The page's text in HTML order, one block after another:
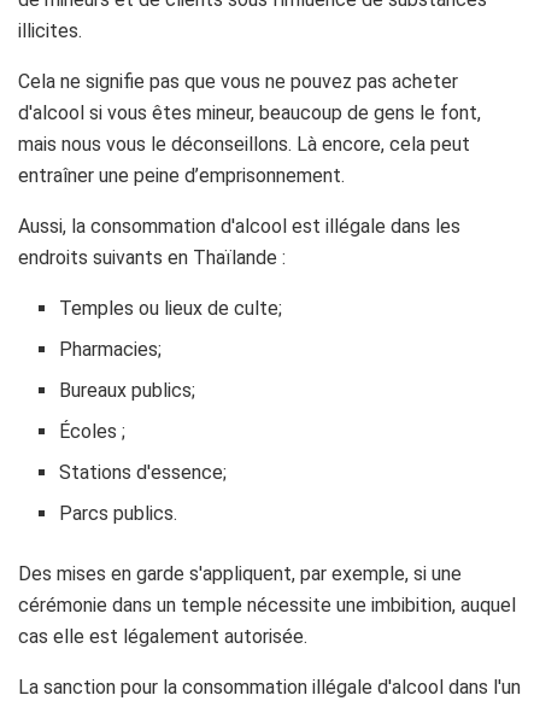
illicites.
Cela ne signifie pas que vous ne pouvez pas acheter
d'alcool si vous êtes mineur, beaucoup de gens le font,
mais nous vous le déconseillons. Là encore, cela peut
entraîner une peine d’emprisonnement.
Aussi, la consommation d'alcool est illégale dans les
endroits suivants en Thaïlande :
Temples ou lieux de culte;
Pharmacies;
Bureaux publics;
Écoles ;
Stations d'essence;
Parcs publics.
Des mises en garde s'appliquent, par exemple, si une
cérémonie dans un temple nécessite une imbibition, auquel
cas elle est légalement autorisée.
La sanction pour la consommation illégale d'alcool dans l'un